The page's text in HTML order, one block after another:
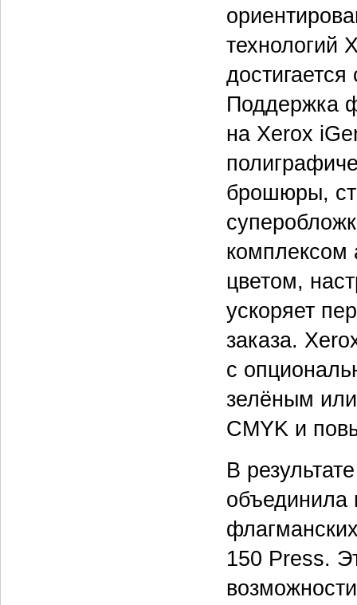
технологий
Поддержка
на Xerox
брошюры,
комплексом
цветом,
ускоряет
заказа.
с
зелёным
CMYK и
В
объединила
150 Press.